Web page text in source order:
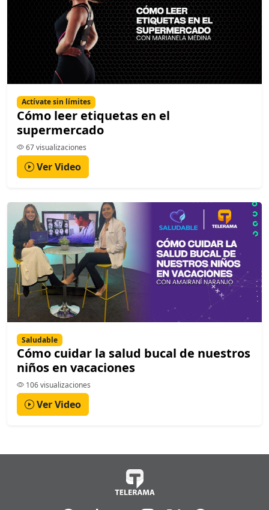
Actívate sin límites
Cómo leer etiquetas en el
supermercado
67 visualizaciones
Ver Video
Saludable
Cómo cuidar la salud bucal de nuestros
niños en vacaciones
106 visualizaciones
Ver Video